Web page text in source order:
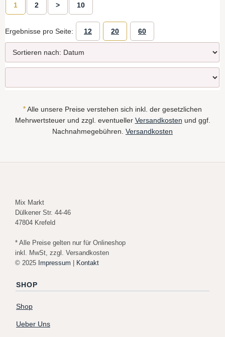
1 2 > 10
Ergebnisse pro Seite: 12 20 60
* Alle unsere Preise verstehen sich inkl. der gesetzlichen
Mehrwertsteuer und zzgl. eventueller Versandkosten und ggf.
Nachnahmegebühren. Versandkosten
Mix Markt
Dülkener Str. 44-46
47804 Krefeld
* Alle Preise gelten nur für Onlineshop
inkl. MwSt, zzgl. Versandkosten
© 2025 Impressum | Kontakt
SHOP
Shop
Ueber Uns